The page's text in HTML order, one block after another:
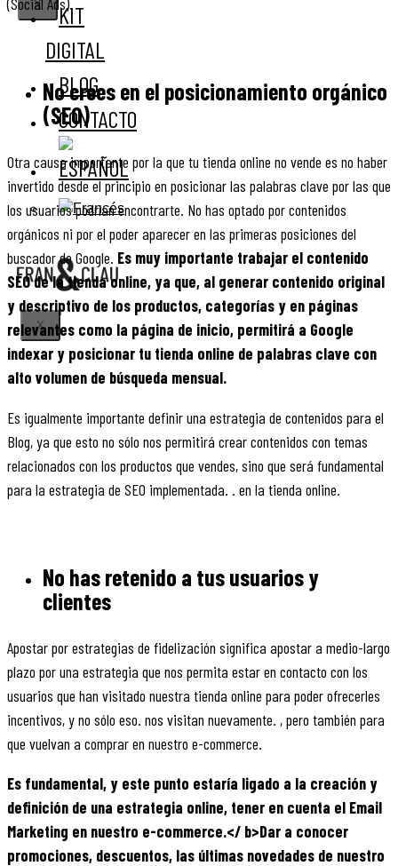
X
KIT
DIGITAL
BLOG
CONTACTO
X
No crees en el posicionamiento orgánico
(SEO)
Otra causa importante por la que tu tienda online no vende es no haber
invertido desde el principio en posicionar las palabras clave por las que
los usuarios podrían encontrarte. No has optado por contenidos
orgánicos ni por el poder aparecer en las primeras posiciones del
buscador de Google. Es muy importante trabajar el contenido
SEO de la tienda online, ya que, al generar contenido original
y descriptivo de los productos, categorías y en páginas
relevantes como la página de inicio, permitirá a Google
indexar y posicionar tu tienda online de palabras clave con
alto volumen de búsqueda mensual.
Es igualmente importante definir una estrategia de contenidos para el
Blog, ya que esto no sólo nos permitirá crear contenidos con temas
relacionados con los productos que vendes, sino que será fundamental
para la estrategia de SEO implementada. . en la tienda online.
No has retenido a tus usuarios y
clientes
Apostar por estrategias de fidelización significa apostar a medio-largo
plazo por una estrategia que nos permita estar en contacto con los
usuarios que han visitado nuestra tienda online para poder ofrecerles
incentivos, y no sólo eso. nos visitan nuevamente. , pero también para
que vuelvan a comprar en nuestro e-commerce.
Es fundamental, y este punto estaría ligado a la creación y
definición de una estrategia online, tener en cuenta el Email
Marketing en nuestro e-commerce.</ b>Dar a conocer
promociones, descuentos, las últimas novedades de nuestro